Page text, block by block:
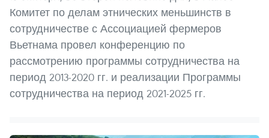
Комитет по делам этнических меньшинств в
сотрудничестве с Ассоциацией фермеров
Вьетнама провел конференцию по
рассмотрению программы сотрудничества на
период 2013-2020 гг. и реализации Программы
сотрудничества на период 2021-2025 гг.